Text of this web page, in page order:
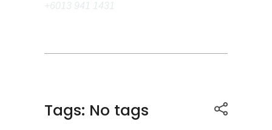
+6013 941 1431
Tags: No tags